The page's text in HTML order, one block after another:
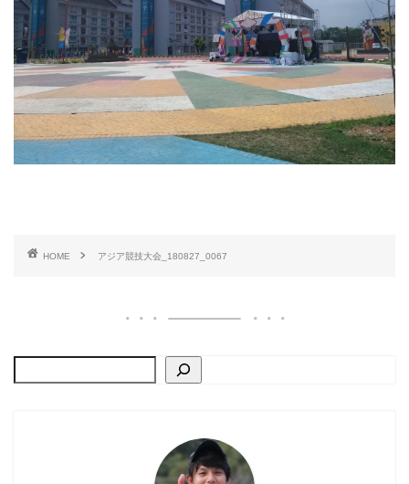
HOME アジア競技大会_180827_0067